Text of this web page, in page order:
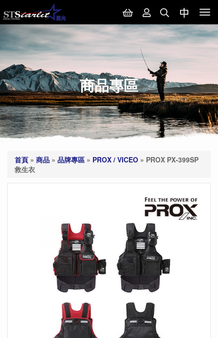
商品專區
首頁 » 商品 » 品牌專區 » PROX / VICEO » PROX PX-399SP
救生衣